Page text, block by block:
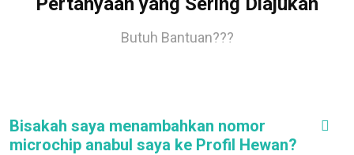
Butuh Bantuan???
Bisakah saya menambahkan nomor
microchip anabul saya ke Profil Hewan?